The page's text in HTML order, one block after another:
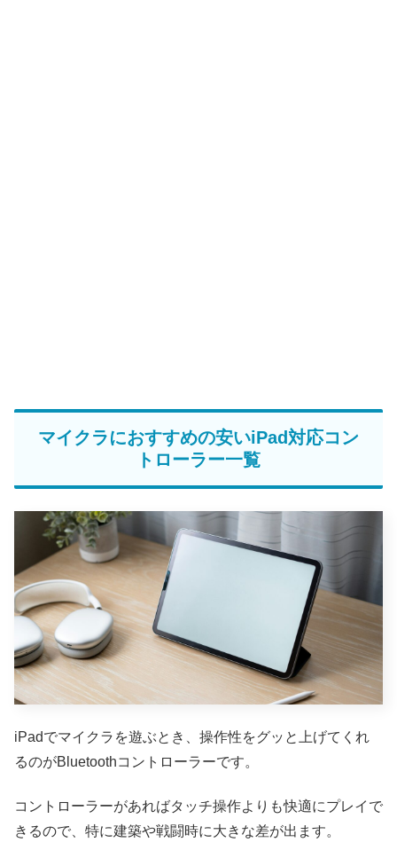
マイクラにおすすめの安いiPad対応コン
トローラー一覧
iPadでマイクラを遊ぶとき、操作性をグッと上げてくれ
るのがBluetoothコントローラーです。
コントローラーがあればタッチ操作よりも快適にプレイで
きるので、特に建築や戦闘時に大きな差が出ます。